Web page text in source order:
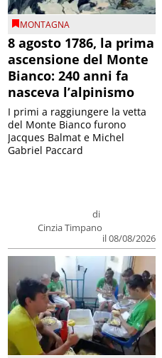
MONTAGNA
8 agosto 1786, la prima
ascensione del Monte
Bianco: 240 anni fa
nasceva l’alpinismo
di
Cinzia Timpano
il 08/08/2026
I primi a raggiungere la vetta
del Monte Bianco furono
Jacques Balmat e Michel
Gabriel Paccard